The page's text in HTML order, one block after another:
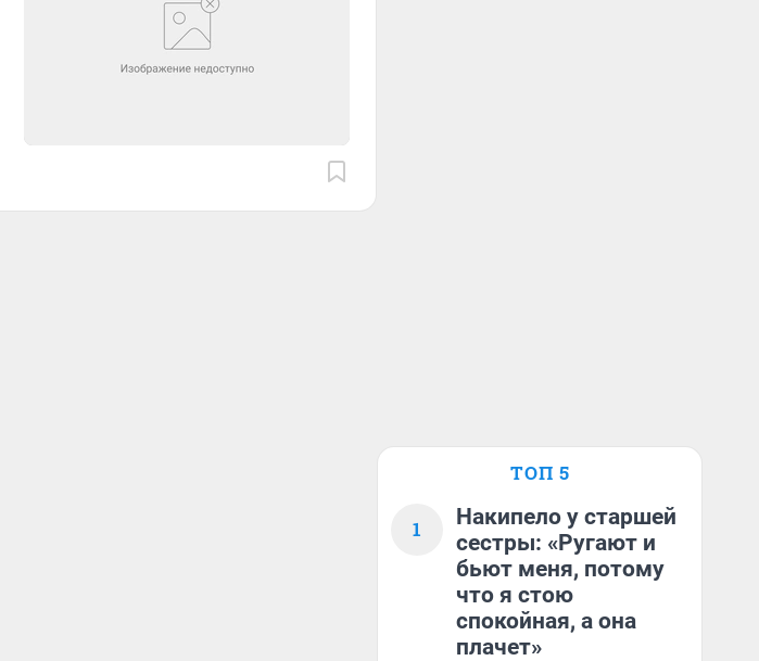
ТОП 5
1
Накипело у старшей
сестры: «Ругают и
бьют меня, потому
что я стою
спокойная, а она
плачет»